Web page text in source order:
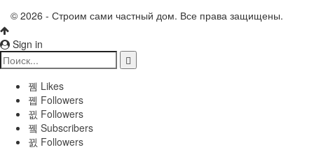
© 2026 - Строим сами частный дом. Все права защищены.
Sign in
Likes
Followers
Followers
Subscribers
Followers